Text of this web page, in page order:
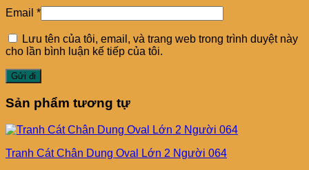
Email *
Lưu tên của tôi, email, và trang web trong trình duyệt này
cho lần bình luận kế tiếp của tôi.
Sản phẩm tương tự
Tranh Cát Chân Dung Oval Lớn 2 Người 064